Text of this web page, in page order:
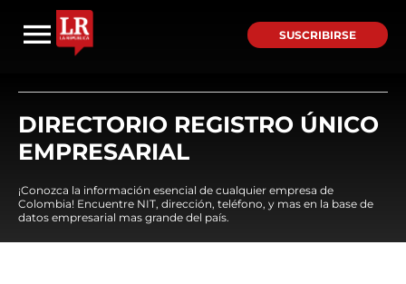
SUSCRIBIRSE
DIRECTORIO REGISTRO ÚNICO
EMPRESARIAL
¡Conozca la información esencial de cualquier empresa de
Colombia! Encuentre NIT, dirección, teléfono, y mas en la base de
datos empresarial mas grande del país.